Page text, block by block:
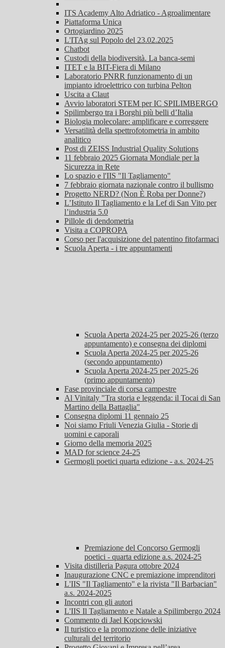
ITS Academy Alto Adriatico - Agroalimentare
Piattaforma Unica
Ortogiardino 2025
L'ITAg sul Popolo del 23.02.2025
Chatbot
Custodi della biodiversità. La banca-semi
ITET e la BIT-Fiera di Milano
Laboratorio PNRR funzionamento di un
impianto idroelettrico con turbina Pelton
Uscita a Claut
Avvio laboratori STEM per IC SPILIMBERGO
Spilimbergo tra i Borghi più belli d’Italia
Biologia molecolare: amplificare e correggere
Versatilità della spettrofotometria in ambito
analitico
Post di ZEISS Industrial Quality Solutions
11 febbraio 2025 Giornata Mondiale per la
Sicurezza in Rete
Lo spazio e l'IIS "Il Tagliamento"
7 febbraio giornata nazionale contro il bullismo
Progetto NERD? (Non È Roba per Donne?)
L’Istituto Il Tagliamento e la Lef di San Vito per
l’industria 5.0
Pillole di dendometria
Visita a COPROPA
Corso per l'acquisizione del patentino fitofarmaci
Scuola Aperta - i tre appuntamenti
Scuola Aperta 2024-25 per 2025-26 (terzo
appuntamento) e consegna dei diplomi
Scuola Aperta 2024-25 per 2025-26
(secondo appuntamento)
Scuola Aperta 2024-25 per 2025-26
(primo appuntamento)
Fase provinciale di corsa campestre
Al Vinitaly "Tra storia e leggenda: il Tocai di San
Martino della Battaglia"
Consegna diplomi 11 gennaio 25
Noi siamo Friuli Venezia Giulia - Storie di
uomini e caporali
Giorno della memoria 2025
MAD for science 24-25
Germogli poetici quarta edizione - a.s. 2024-25
Premiazione del Concorso Germogli
poetici - quarta edizione a.s. 2024-25
Visita distilleria Pagura ottobre 2024
Inaugurazione CNC e premiazione imprenditori
L'IIS "Il Tagliamento" e la rivista "Il Barbacian"
a.s. 2024-2025
Incontri con gli autori
L'IIS Il Tagliamento e Natale a Spilimbergo 2024
Commento di Jael Kopciowski
Il turistico e la promozione delle iniziative
culturali del territorio